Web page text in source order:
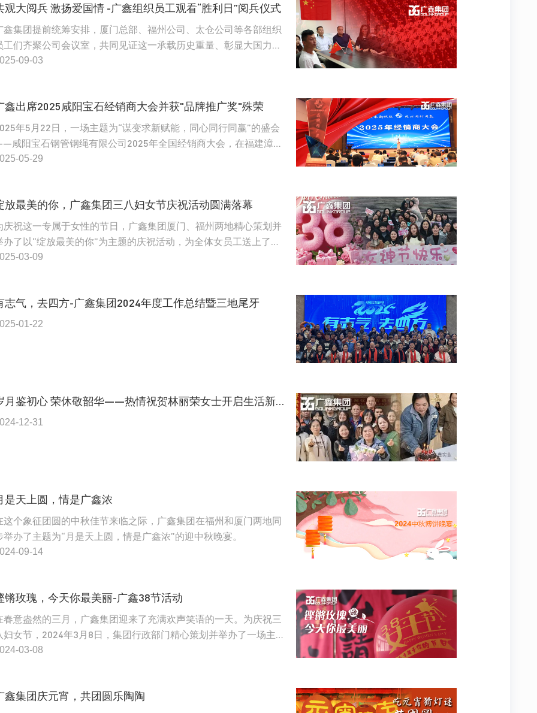
观大阅兵 激扬爱国情 -广鑫组织员工观看“胜利日”阅兵仪式
鑫集团提前统筹安排，厦门总部、福州公司、太仓公司等各部组织
工们齐聚公司会议室，共同见证这一承载历史重量、彰显大国力量
庄严时刻
09-03
鑫出席2025咸阳宝石经销商大会并获"品牌推广奖"殊荣
年5月22日，一场主题为“谋变求新赋能，同心同行同赢”的盛会
咸阳宝石钢管钢绳有限公司2025年全国经销商大会，在福建漳州
利举行。
05-29
放最美的你，广鑫集团三八妇女节庆祝活动圆满落幕
庆祝这一专属于女性的节日，广鑫集团厦门、福州两地精心策划并
办了以“绽放最美的你”为主题的庆祝活动，为全体女员工送上了一
温馨而特别的节日礼物。
03-09
志气，去四方-广鑫集团2024年度工作总结暨三地尾牙
01-22
岁月鉴初心 荣休敬韶华——热情祝贺林丽荣女士开启生活新篇章
12-31
是天上圆，情是广鑫浓
这个象征团圆的中秋佳节来临之际，广鑫集团在福州和厦门两地同
举办了主题为“月是天上圆，情是广鑫浓”的迎中秋晚宴。
09-14
锵玫瑰，今天你最美丽-广鑫38节活动
春意盎然的三月，广鑫集团迎来了充满欢声笑语的一天。为庆祝三
妇女节，2024年3月8日，集团行政部门精心策划并举办了一场主
为“铿锵玫瑰，今天你最美丽”的庆祝活动。在这个特殊的日子里，
03-08
鑫集团庆元宵，共团圆乐陶陶